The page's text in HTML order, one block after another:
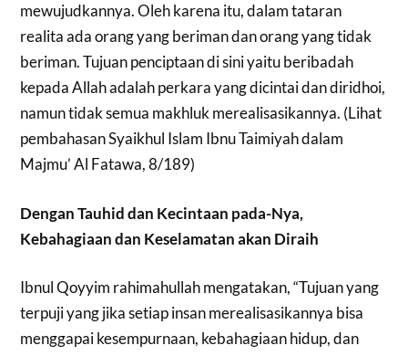
mewujudkannya. Oleh karena itu, dalam tataran
realita ada orang yang beriman dan orang yang tidak
beriman. Tujuan penciptaan di sini yaitu beribadah
kepada Allah adalah perkara yang dicintai dan diridhoi,
namun tidak semua makhluk merealisasikannya. (Lihat
pembahasan Syaikhul Islam Ibnu Taimiyah dalam
Majmu’ Al Fatawa, 8/189)
DenganTauhid dan Kecintaan pada-Nya,
Kebahagiaan dan Keselamatan akan Diraih
Ibnul Qoyyim rahimahullah mengatakan,“Tujuan yang
terpuji yang jika setiap insan merealisasikannya bisa
menggapai kesempurnaan, kebahagiaan hidup, dan